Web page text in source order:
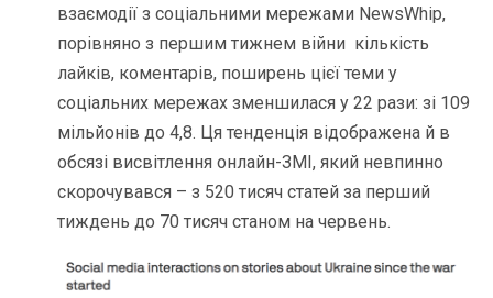
взаємодії з соціальними мережами NewsWhip,
порівняно з першим тижнем війни кількість
лайків, коментарів, поширень цієї теми у
соціальних мережах зменшилася у 22 рази: зі 109
мільйонів до 4,8. Ця тенденція відображена й в
обсязі висвітлення онлайн-ЗМІ, який невпинно
скорочувався – з 520 тисяч статей за перший
тиждень до 70 тисяч станом на червень.